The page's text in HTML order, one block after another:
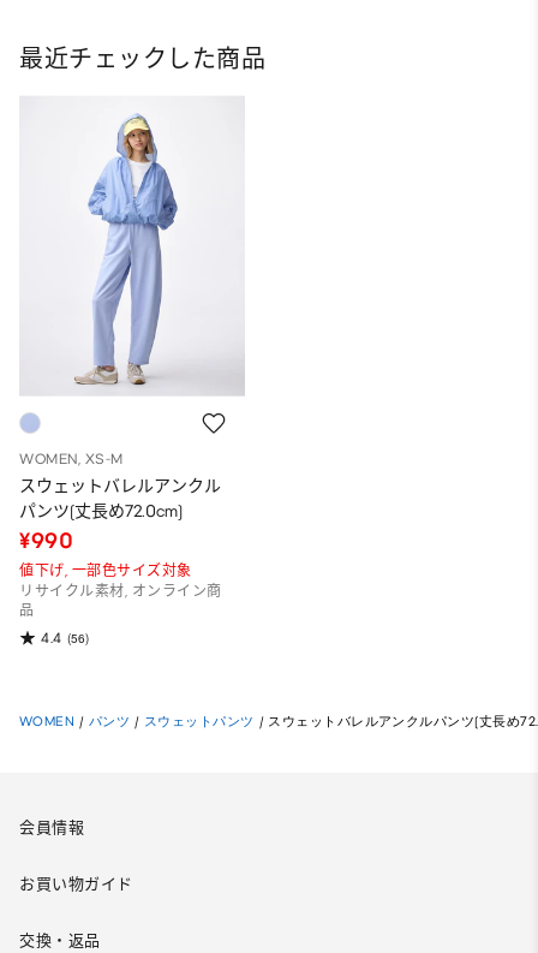
最近チェックした商品
WOMEN, XS-M
スウェットバレルアンクル
パンツ(丈長め72.0cm)
¥990
値下げ, 一部色サイズ対象
リサイクル素材, オンライン商
品
4.4 (56)
WOMEN / パンツ / スウェットパンツ / スウェットバレルアンクルパンツ(丈長め
会員情報
お買い物ガイド
交換・返品